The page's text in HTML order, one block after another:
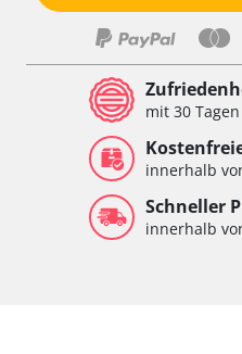
mit 30
innerhalb
Schneller
innerhalb